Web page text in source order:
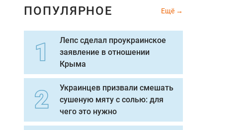
ПОПУЛЯРНОЕ Ещё
Лепс сделал проукраинское
заявление в отношении
Крыма
Украинцев призвали смешать
сушеную мяту с солью: для
чего это нужно